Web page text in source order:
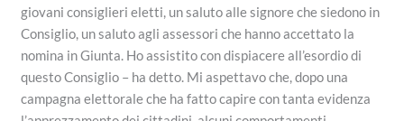
giovani consiglieri eletti, un saluto alle signore che siedono in
Consiglio, un saluto agli assessori che hanno accettato la
nomina in Giunta. Ho assistito con dispiacere all’esordio di
questo Consiglio – ha detto. Mi aspettavo che, dopo una
campagna elettorale che ha fatto capire con tanta evidenza